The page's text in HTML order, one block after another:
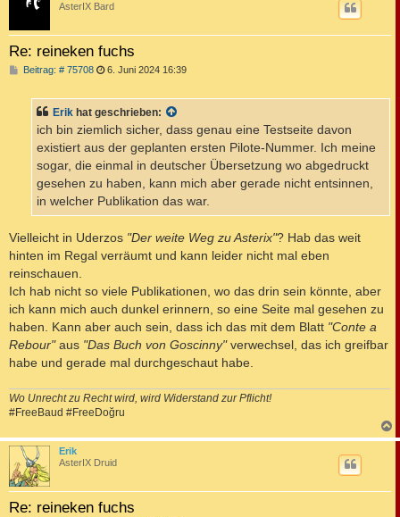
AsterIX Bard
Re: reineken fuchs
Beitrag: # 75708B
r
a
6. Juni 2024 16:39
Erik hat geschrieben:
ich bin ziemlich sicher, dass genau eine Testseite davon
existiert aus der geplanten ersten Pilote-Nummer. Ich meine
sogar, die einmal in deutscher Übersetzung wo abgedruckt
gesehen zu haben, kann mich aber gerade nicht entsinnen,
in welcher Publikation das war.
Vielleicht in Uderzos "Der weite Weg zu Asterix"? Hab das weit
hinten im Regal verräumt und kann leider nicht mal eben
reinschauen.
Ich hab nicht so viele Publikationen, wo das drin sein könnte, aber
ich kann mich auch dunkel erinnern, so eine Seite mal gesehen zu
haben. Kann aber auch sein, dass ich das mit dem Blatt "Conte a
Rebour"aus "Das Buch von Goscinny"verwechsel, das ich greifbar
habe und gerade mal durchgeschaut habe.
Wo Unrecht zu Recht wird, wird Widerstand zur Pflicht!
#FreeBaud #FreeDoğru
a
Erik
AsterIX Druid
Re: reineken fuchs